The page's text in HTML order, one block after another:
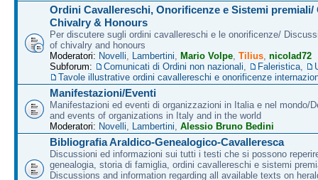
Ordini Cavallereschi, Onorificenze e Sistemi premiali/
Chivalry & Honours
Per discutere sugli ordini cavallereschi e le onorificenze/
of chivalry and honours
Moderatori: Novelli Lambertini Mario Volpe Tilius nicolad72
Subforum:
Comunicati di Ordini non nazionali Faleristica
Tavole illustrative ordini cavallereschi e onorificenze
Manifestazioni/Eventi
Manifestazioni ed eventi di organizzazioni in Italia e nel mondo/
and events of organizations in Italy and in the world
Moderatori: Novelli Lambertini Alessio Bruno Bedini
Bibliografia Araldico-Genealogico-Cavalleresca
Discussioni ed informazioni sui tutti i testi che si possono
genealogia, storia di famiglia, ordini cavallereschi e sistemi
Discussions and information regarding all available texts on